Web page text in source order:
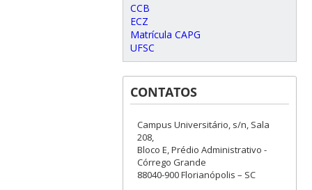
CCB
ECZ
Matrícula CAPG
UFSC
CONTATOS
Campus Universitário, s/n, Sala
208,
Bloco E, Prédio Administrativo -
Córrego Grande
88040-900 Florianópolis – SC